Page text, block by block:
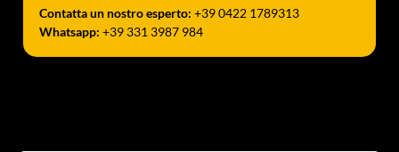
Contatta un nostro esperto: +39 0422 1789313
Whatsapp: +39 331 3987 984